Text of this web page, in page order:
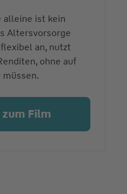
alleine ist kein
Altersvorsorge
an, nutzt
ohne auf
Film